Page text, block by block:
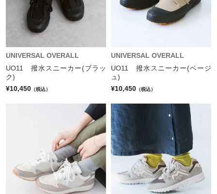
UNIVERSAL OVERALL
UO11 撥水スニーカー(ブラッ
ク)
¥10,450 （税込）
UNIVERSAL OVERALL
UO11 撥水スニーカー(ベージ
ュ)
¥10,450 （税込）